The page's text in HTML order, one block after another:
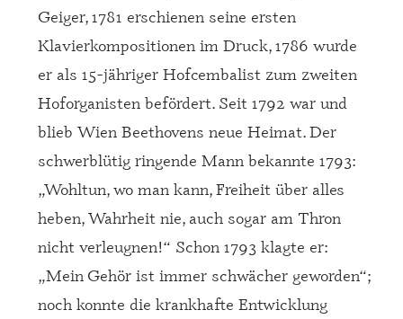
Geiger, 1781 erschienen seine ersten
Klavierkompositionen im Druck, 1786 wurde
er als 15-jähriger Hofcembalist zum zweiten
Hoforganisten befördert. Seit 1792 war und
blieb Wien Beethovens neue Heimat. Der
schwerblütig ringende Mann bekannte 1793:
„Wohltun, wo man kann, Freiheit über alles
heben, Wahrheit nie, auch sogar am Thron
nicht verleugnen!“ Schon 1793 klagte er:
„Mein Gehör ist immer schwächer geworden“;
noch konnte die krankhafte Entwicklung